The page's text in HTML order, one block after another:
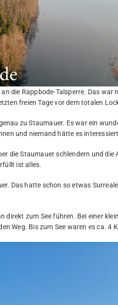
die Rappbode-Talsperre. Das
freien Tage vor dem totalen
zu Staumauer. Es war ein
und niemand hätte es
die Staumauer schlendern und
ist alles.
Das hatte schon so etwas
direkt zum See führen. Bei einer
Weg. Bis zum See waren es ca. 4